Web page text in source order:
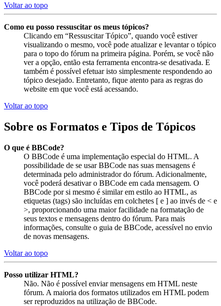
Voltar ao topo
Como eu posso ressuscitar os meus tópicos?
Clicando em “Ressuscitar Tópico”, quando você estiver
visualizando o mesmo, você pode atualizar e levantar o tópico
para o topo do fórum na primeira página. Porém, se você não
ver a opção, então esta ferramenta encontra-se desativada. E
também é possível efetuar isto simplesmente respondendo ao
tópico desejado. Entretanto, fique atento para as regras do
website em que você está acessando.
Voltar ao topo
Sobre os Formatos e Tipos de Tópicos
O que é BBCode?
O BBCode é uma implementação especial do HTML. A
possibilidade de se usar BBCode nas suas mensagens é
determinada pelo administrador do fórum. Adicionalmente,
você poderá desativar o BBCode em cada mensagem. O
BBCode por si mesmo é similar em estilo ao HTML, as
etiquetas (tags) são incluídas em colchetes [ e ] ao invés de < e
>, proporcionando uma maior facilidade na formatação de
seus textos e mensagens dentro do fórum. Para mais
informações, consulte o guia de BBCode, acessível no envio
de novas mensagens.
Voltar ao topo
Posso utilizar HTML?
Não. Não é possível enviar mensagens em HTML neste
fórum. A maioria dos formatos utilizados em HTML podem
ser reproduzidos na utilização de BBCode.